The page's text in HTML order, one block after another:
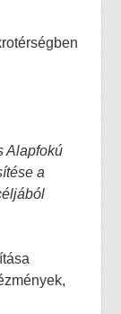
Alapfokú
a